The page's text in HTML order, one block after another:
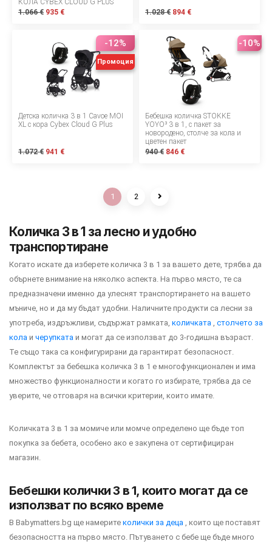
КОЛА CYBEX CLOUD G PLUS
1.066 € 935 € 1.028 € 894 €
-12%
Промоция
Детска количка 3 в 1 Cavoe MOI
XL с кора Cybex Cloud G Plus
1.072 € 941 €
-10%
Бебешка количка STOKKE
YOYO³ 3 в 1, с пакет за
новородено, столче за кола и
цветен пакет
940 € 846 €
1 2
Количка 3 в 1 за лесно и удобно
транспортиране
Когато искате да изберете количка 3 в 1 за вашето дете, трябва да
обърнете внимание на няколко аспекта. На първо място, те са
предназначени именно да улеснят транспортирането на вашето
мъниче, но и да му бъдат удобни. Наличните продукти са лесни за
употреба, издръжливи, съдържат рамката, количката , столчето за
кола и черупката и могат да се използват до 3-годишна възраст.
Те също така са конфигурирани да гарантират безопасност.
Комплектът за бебешка количка 3 в 1 е многофункционален и има
множество функционалности и когато го избирате, трябва да се
уверите, че отговаря на всички критерии, които имате.
Количката 3 в 1 за момиче или момче определено ще бъде топ
покупка за бебета, особено ако е закупена от сертифициран
магазин.
Бебешки колички 3 в 1, които могат да се
използват по всяко време
В Babymatters.bg ще намерите колички за деца , които ще поставят
безопасността на първо място. Пътуването с бебе ще бъде много